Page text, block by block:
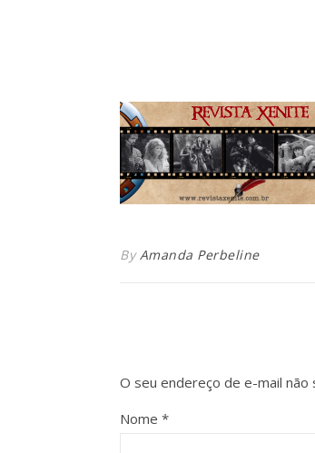
ByAmanda Perbeline
O seu endereço de e-mail não
Nome *